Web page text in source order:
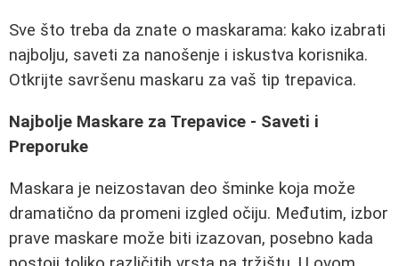
Sve što treba da znate o maskarama: kako izabrati
najbolju, saveti za nanošenje i iskustva korisnika.
Otkrijte savršenu maskaru za vaš tip trepavica.
Najbolje Maskare za Trepavice - Saveti i
Preporuke
Maskara je neizostavan deo šminke koja može
dramatično da promeni izgled očiju. Međutim, izbor
prave maskare može biti izazovan, posebno kada